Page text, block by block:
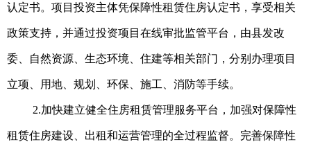
认定书。项目投资主体凭保障性租赁住房认定书，享受相关
政策支持，并通过投资项目在线审批监管平台，由县发改
委、自然资源、生态环境、住建等相关部门，分别办理项目
立项、用地、规划、环保、施工、消防等手续。
2.加快建立健全住房租赁管理服务平台，加强对保障性
租赁住房建设、出租和运营管理的全过程监督。完善保障性